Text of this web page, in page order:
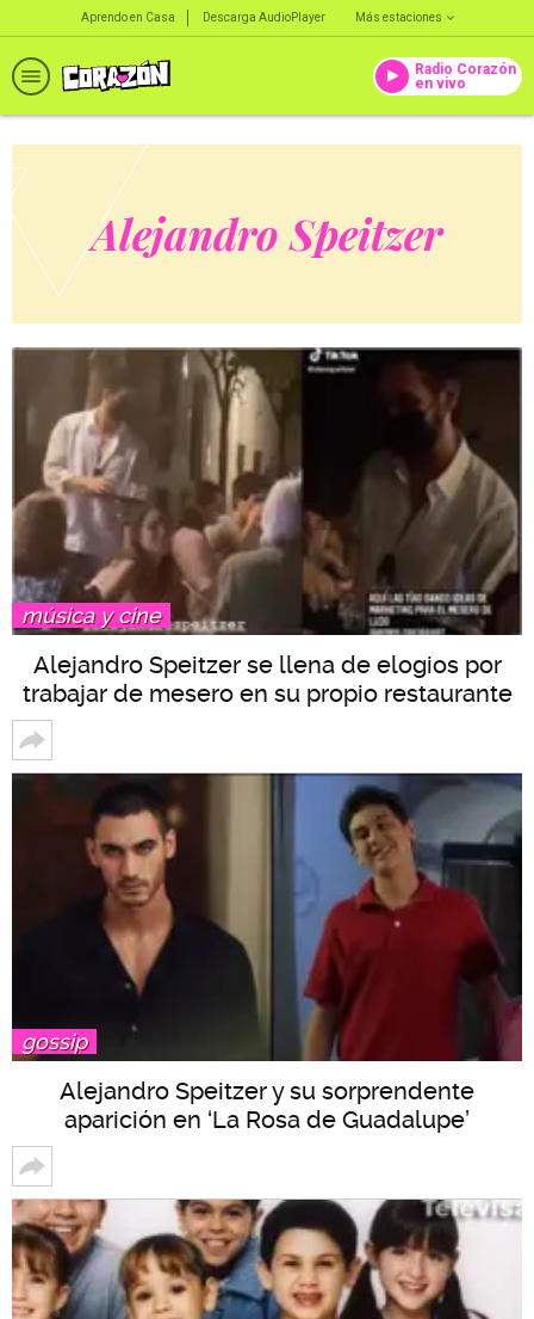
Aprendo en Casa Descarga AudioPlayer Más estaciones
Radio Corazón
en vivo
Alejandro Speitzer
música y cine
Alejandro Speitzer se llena de elogios por
trabajar de mesero en su propio restaurante
gossip
Alejandro Speitzer y su sorprendente
aparición en ‘La Rosa de Guadalupe’